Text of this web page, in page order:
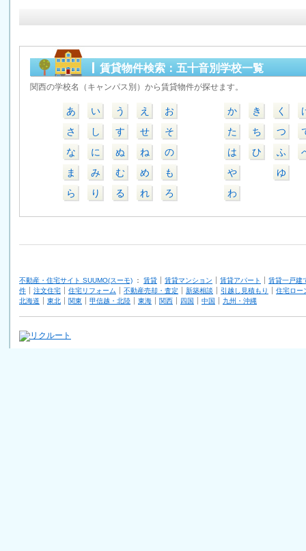
賃貸物件検索：五十音別学校一覧
関西の学校名（キャンパス別）から賃貸物件が探せます。
あ い う え
お
さ
し す せ
そ
な
に ぬ ね
の
ま
み む め
も
ら
り る れ ろ
か き く
た
ち つ
は
ひ ふ
や
ゆ
わ
不動産・住宅サイト SUUMO(スーモ) ： 賃貸 賃貸マンション 賃貸アパート
賃貸一戸建
件
注文住宅 住宅リフォーム 不動産売却・査定 新築相談 引越し見積もり
住宅ロー
北海道
東北 関東 甲信越・北陸 東海 関西 四国 中国 九州・沖縄